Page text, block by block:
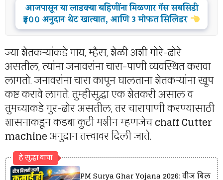
आजपासून या लाडक्या बहिणींना मिळणार गॅस सबसिडी
₹३०० अनुदान थेट खात्यात, आणि 3 मोफत सिलिंडर
ज्या शेतकऱ्यांकडे गाय, म्हैस, शेळी अशी गोरे-ढोरे
असतील, त्यांना जनावरांना चारा-पाणी व्यवस्थित करावा
लागतो. जनावरांना चारा कापून घालताना शेतकऱ्यांना खूप
कष्ट करावे लागते. तुम्हीसुद्धा एक शेतकरी असाल व
तुमच्याकडे गुर-ढोर असतील, तर चारापाणी करण्यासाठी
शासनाकडून कडबा कुटी मशीन म्हणजेचchaff Cutter
machineअनुदान तत्त्वावर दिली जाते.
हे सुद्धा वाचा
PM Surya Ghar Yojana 2026: वीज बिल